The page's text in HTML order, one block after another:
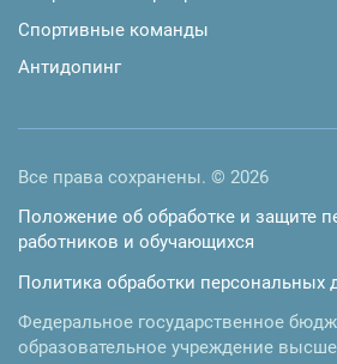
Спортивные команды
Антидопинг
Все права сохранены. © 2026
Положение об обработке и защите
работников и обучающихся
Политика обработки персональных
Федеральное государственное
образовательное учреждение